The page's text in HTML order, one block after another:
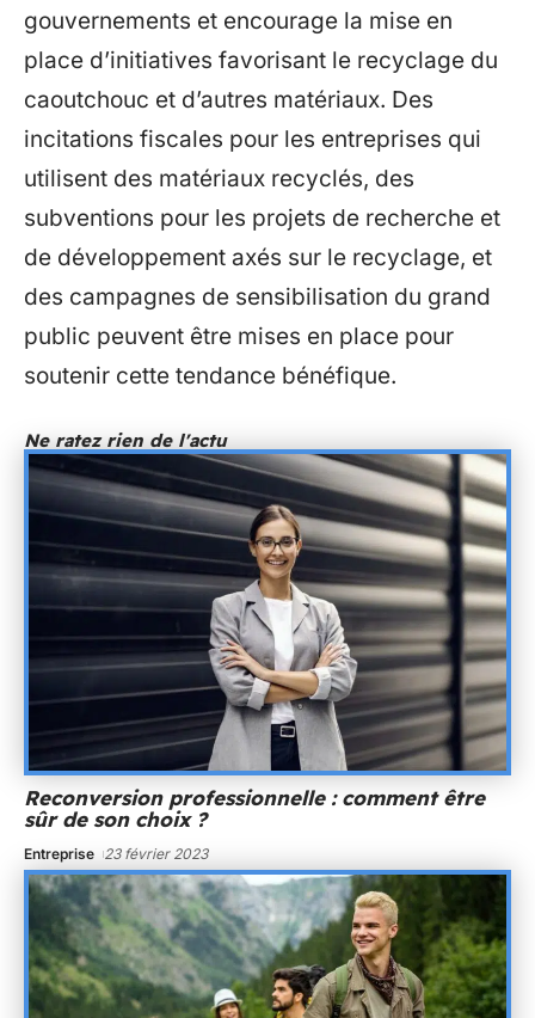
gouvernements et encourage la mise en
place d’initiatives favorisant le recyclage du
caoutchouc et d’autres matériaux. Des
incitations fiscales pour les entreprises qui
utilisent des matériaux recyclés, des
subventions pour les projets de recherche et
de développement axés sur le recyclage, et
des campagnes de sensibilisation du grand
public peuvent être mises en place pour
soutenir cette tendance bénéfique.
Ne ratez rien de l'actu
Reconversion professionnelle : comment être
sûr de son choix ?
Entreprise 23 février 2023